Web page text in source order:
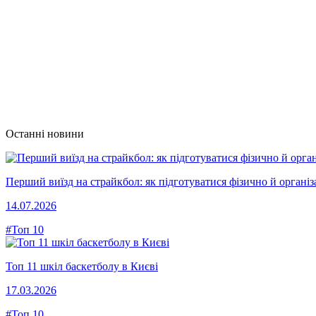
Останні новини
Перший виїзд на страйкбол: як підготуватися фізично й
14.07.2026
#Топ 10
Топ 11 шкіл баскетболу в Києві
17.03.2026